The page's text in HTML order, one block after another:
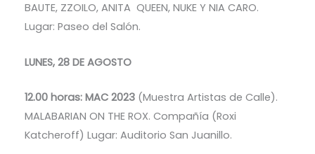
BAUTE, ZZOILO, ANITA QUEEN, NUKE Y NIA CARO.
Lugar: Paseo del Salón.
LUNES, 28 DE AGOSTO
12.00 horas: MAC 2023(Muestra Artistas de Calle).
MALABARIAN ON THE ROX. Compañía (Roxi
Katcheroff) Lugar: Auditorio San Juanillo.